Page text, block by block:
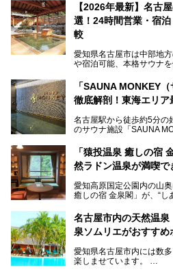
この地で30年にわたり愛
地元住民をはじめオープ
ないでしょうか。
老朽化した設備の補修を
ってきたというだけあっ
以前の4倍に拡張したとい
容の巨大なスタジアムサ
までまるごと楽しめる施
今回は、全面リニューア
【2026年最新】名古
選！24時間営業・宿
較
愛知県名古屋市は中部地
や宿泊可能、本格サウナ
そのため、「日々の仕事
い」「休日に時間を忘れ
くある点が魅力です！
お好みの温泉施設を見つ
「SAUNA MONKEY
徹底解剖！東海エリア
名古屋駅から徒歩約5分の
のサウナ施設「SAUNA
「名古屋駅周辺ってサウ
にするだけあり、アクセ
今回は普段は男性専用と
さっそく取材してきまし
「猿投温泉 癒しの宿
然ラドン温泉が満喫
愛知高原国定公園内の山
癒しの宿 金泉閣」が、“し
天然ラドン温泉が堪能で
室、地元の食材と温泉水
ご紹介します。
名古屋市内の天然温
泉ソムリエがおすすめ
愛知県名古屋市内には数
楽しませています。